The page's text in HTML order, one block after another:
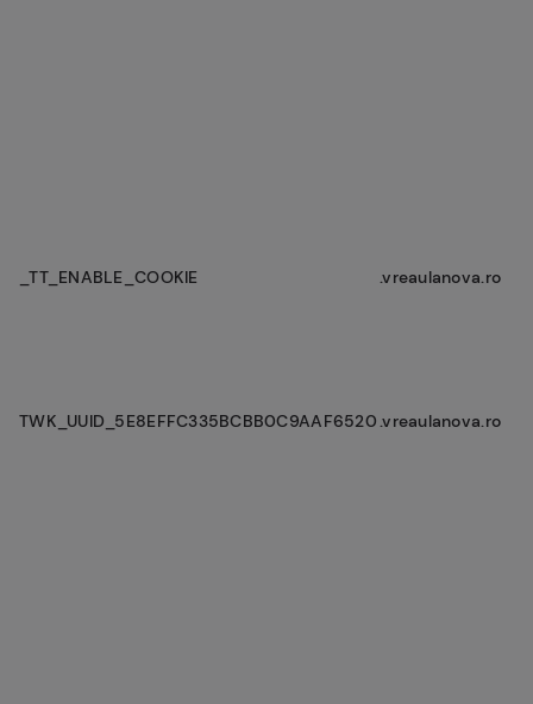
_TT_ENABLE_COOKIE .vreaulanova.ro
TWK_UUID_5E8EFFC335BCBB0C9AAF6520.vreaulanova.ro